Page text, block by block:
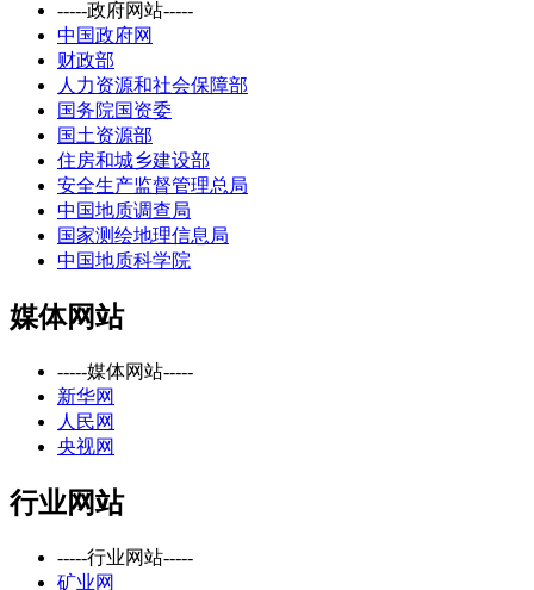
-----政府网站-----
中国政府网
财政部
人力资源和社会保障部
国务院国资委
国土资源部
住房和城乡建设部
安全生产监督管理总局
中国地质调查局
国家测绘地理信息局
中国地质科学院
媒体网站
-----媒体网站-----
新华网
人民网
央视网
行业网站
-----行业网站-----
矿业网